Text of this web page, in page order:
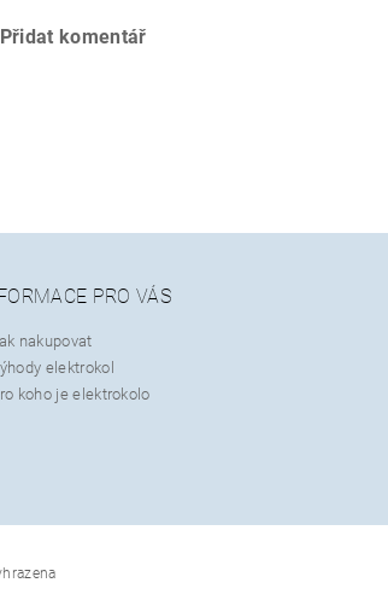
Přidat komentář
PRO VÁS
nakupovat
elektrokol
koho je elektrokolo